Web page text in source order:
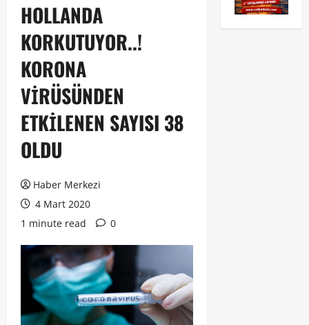
HOLLANDA
KORKUTUYOR..!
KORONA
VİRÜSÜNDEN
ETKİLENEN SAYISI 38
OLDU
Haber Merkezi
4 Mart 2020
1 minute read
0